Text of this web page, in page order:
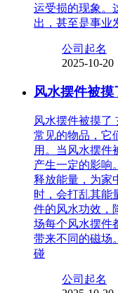
运受损的现象。
出，甚至是事业
公司起名
2025-10-20
风水摆件被
风水摆件被摸了
常见的物品，它
用。当风水摆件
产生一定的影响
释放能量，为家
时，会打乱其能
件的风水功效，
场每个风水摆件
带来不同的磁场
碰
公司起名